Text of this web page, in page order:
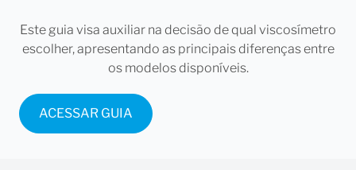
Finalização da
Análise
Revoluções, ciclos HPQA;
Tipos: igual (=), menor que (<), maior que (>),
estabilização, pico exotérmico.
Viscosidade
Menu de
Este guia visa auxiliar na decisão de qual viscosímetro
escolher, apresentando as principais diferenças entre
os modelos disponíveis.
ACESSAR GUIA